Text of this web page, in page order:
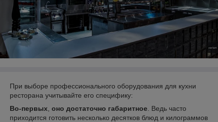
При выборе профессионального оборудования для кухни
ресторана учитывайте его специфику:
Во-первых оно достаточно габаритное . Ведь часто
приходится готовить несколько десятков блюд и килограммов